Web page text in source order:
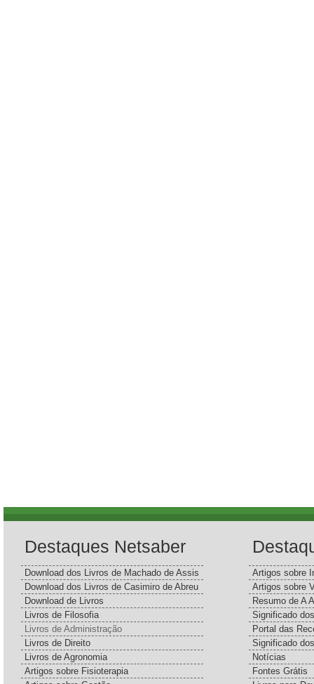
Destaques Netsaber
Download dos Livros de Machado de Assis
Download dos Livros de Casimiro de Abreu
Download de Livros
Livros de Filosofia
Livros de Administração
Livros de Direito
Livros de Agronomia
Artigos sobre Fisioterapia
Artigos sobre
Artigos sobre
Resumo de A
Significado
Portal das
Significado
Notícias
Fontes Grátis